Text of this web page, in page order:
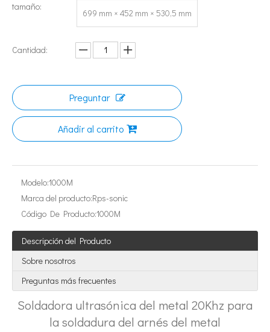
Tecnología de esterilización ultrasónica de mermeladas
Actualmente, la investigación sobre la extracción de antioxidantes
Actualmente, la investigación sobre la extracción de antioxidantes y
tamaño:
699 mm × 452 mm × 530,5 mm
Cantidad:
Preguntar
Añadir al carrito
Modelo:1000M
Marca del producto:Rps-sonic
Código De Producto:1000M
Descripción del Producto
Sobre nosotros
Preguntas más frecuentes
Soldadora ultrasónica del metal 20Khz para
la soldadura del arnés del metal